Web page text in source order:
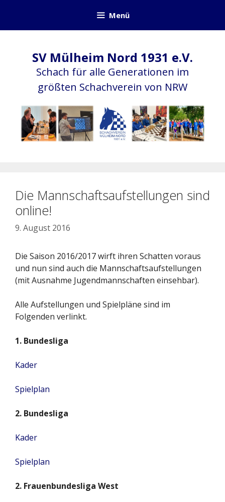
springen
Menü
SV Mülheim Nord 1931 e.V.
Schach für alle Generationen im
größten Schachverein von NRW
Die Mannschaftsaufstellungen sind
online!
9. August 2016
Die Saison 2016/2017 wirft ihren Schatten voraus
und nun sind auch die Mannschaftsaufstellungen
(mit Ausnahme Jugendmannschaften einsehbar).
Alle Aufstellungen und Spielpläne sind im
Folgenden verlinkt.
1. Bundesliga
Kader
Spielplan
2. Bundesliga
Kader
Spielplan
2. Frauenbundesliga West